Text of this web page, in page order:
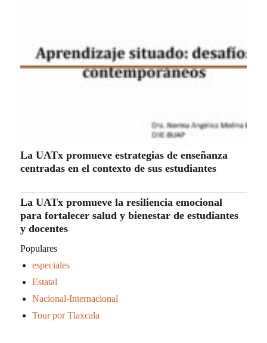
La UATx promueve estrategias de enseñanza
centradas en el contexto de sus estudiantes
La UATx promueve la resiliencia emocional
para fortalecer salud y bienestar de estudiantes
y docentes
Populares
especiales
Estatal
Nacional-Internacional
Tour por Tlaxcala